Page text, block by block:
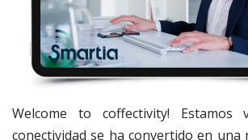
Welcome to coffectivity! Estamos
conectividad se ha convertido en una